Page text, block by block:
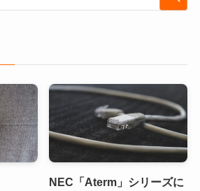
NEC「Aterm」シリーズに